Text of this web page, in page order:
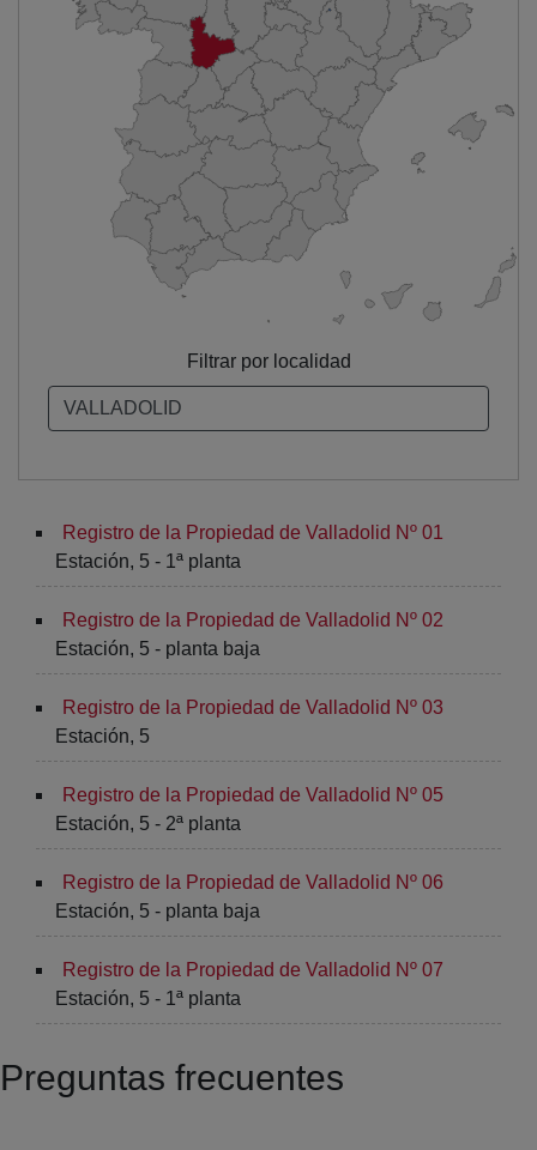
Filtrar por localidad
Registro de la Propiedad de Valladolid Nº 01
Estación, 5 - 1ª planta
Registro de la Propiedad de Valladolid Nº 02
Estación, 5 - planta baja
Registro de la Propiedad de Valladolid Nº 03
Estación, 5
Registro de la Propiedad de Valladolid Nº 05
Estación, 5 - 2ª planta
Registro de la Propiedad de Valladolid Nº 06
Estación, 5 - planta baja
Registro de la Propiedad de Valladolid Nº 07
Estación, 5 - 1ª planta
Preguntas frecuentes